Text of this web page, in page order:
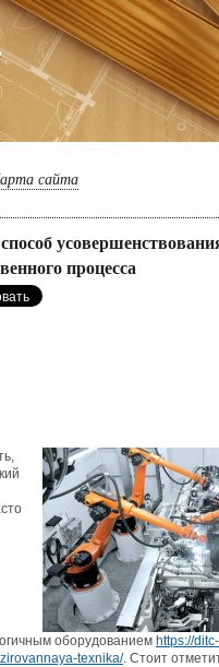
сайта
процесса
оборудованием https://
texnika/. Стоит